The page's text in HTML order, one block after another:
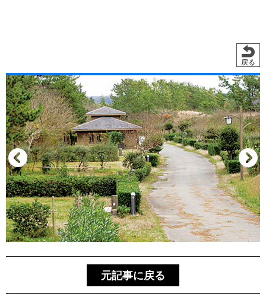
戻る
元記事に戻る